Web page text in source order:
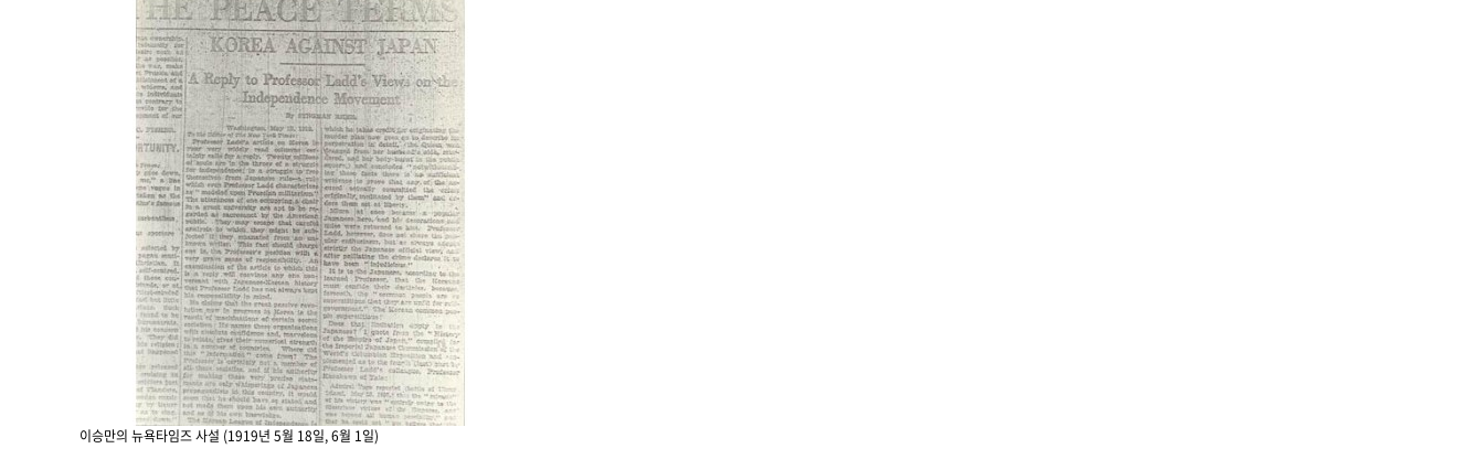
이승만의 뉴욕타임즈 사설 (1919년 5월 18일, 6월 1일)